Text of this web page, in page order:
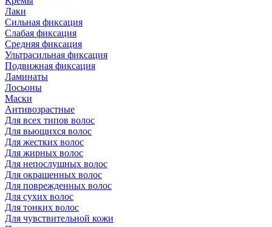
Лаки
Сильная фиксация
Слабая фиксация
Средняя фиксация
Ультрасильная фиксация
Подвижная фиксация
Ламинаты
Лосьоны
Маски
Антивозрастные
Для всех типов волос
Для вьющихся волос
Для жестких волос
Для жирных волос
Для непослушных волос
Для окрашенных волос
Для поврежденных волос
Для сухих волос
Для тонких волос
Для чувствительной кожи